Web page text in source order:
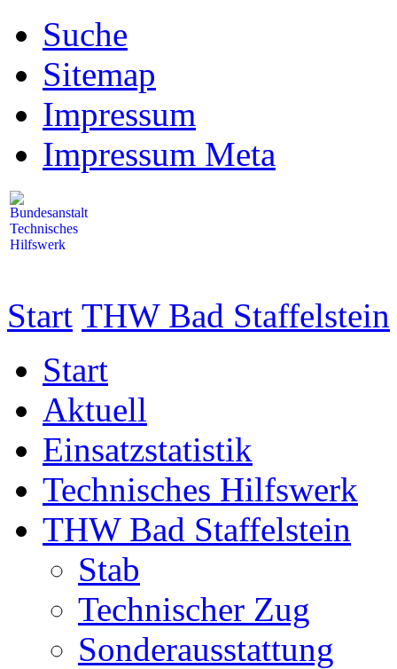
Suche
Sitemap
Impressum
Impressum Meta
Start THW Bad Staffelstein
Start
Aktuell
Einsatzstatistik
Technisches Hilfswerk
THW Bad Staffelstein
Stab
Technischer Zug
Sonderausstattung